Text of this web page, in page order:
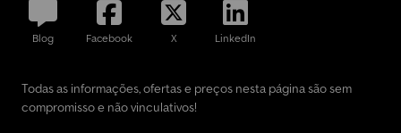
Blog Facebook X LinkedIn
Todas as informações, ofertas e preços nesta página são sem
compromisso e não vinculativos!